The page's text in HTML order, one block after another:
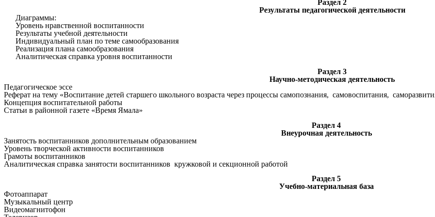
Раздел 2
Результаты педагогической деятельности
Диаграммы:
Уровень нравственной воспитанности
Результаты учебной деятельности
Индивидуальный план по теме самообразования
Реализация плана самообразования
Аналитическая справка уровня воспитанности
Раздел 3
Научно-методическая деятельность
Педагогическое эссе
Реферат на тему «Воспитание детей старшего школьного возраста через процессы самопознания, самовоспитания,
Концепция воспитательной работы
Статьи в районной газете «Время Ямала»
Раздел 4
Внеурочная деятельность
Занятость воспитанников дополнительным образованием
Уровень творческой активности воспитанников
Грамоты воспитанников
Аналитическая справка занятости воспитанников кружковой и секционной работой
Раздел 5
Учебно-материальная база
Фотоаппарат
Музыкальный центр
Видеомагнитофон